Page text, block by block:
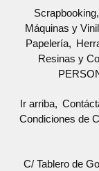
Scrapbooking
Máquinas y
Papelería
Resinas y
Ir arriba
Condiciones de
C/ Tablero de